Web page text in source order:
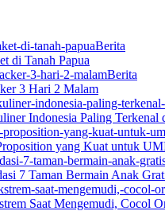
Berita
di Tanah Papua
Berita
3 Hari 2 Malam
Indonesia Paling Terkenal
yang Kuat untuk
7 Taman Bermain Anak
Saat Mengemudi, Cocol